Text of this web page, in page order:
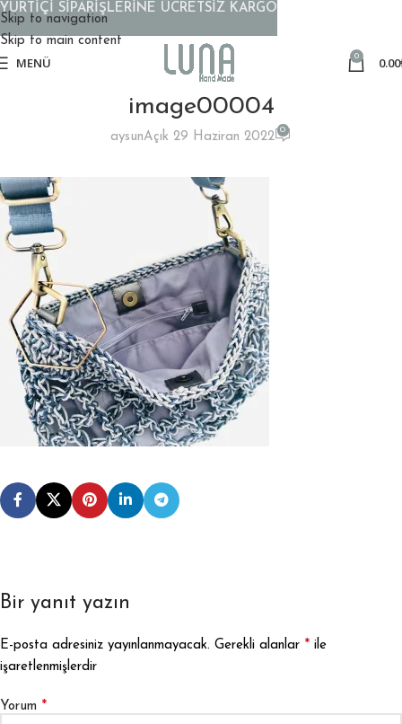
Skip to navigation
Skip to main content
MENÜ 0 0.00
image00004
aysunAçık 29 Haziran 2022
0
Bir yanıt yazın
E-posta adresiniz yayınlanmayacak. Gerekli alanlar * ile
işaretlenmişlerdir
Yorum *
YURTİÇİ SİPARİŞLERİNE ÜCRETSİZ KARGO